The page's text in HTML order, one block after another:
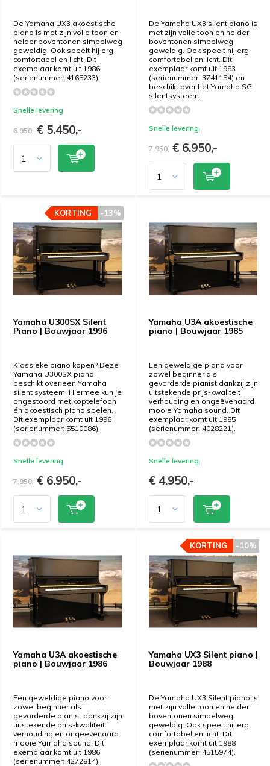
De Yamaha UX3 akoestische
piano is met zijn volle toon en
helder boventonen simpelweg
geweldig. Ook speelt hij erg
comfortabel en licht. Dit
exemplaar komt uit 1986
(serienummer: 4165233).
Snelle levering
6.950,-€ 5.450,-
De Yamaha UX3 silent piano is
met zijn volle toon en helder
boventonen simpelweg
geweldig. Ook speelt hij erg
comfortabel en licht. Dit
exemplaar komt uit 1983
(serienummer: 3741154) en
beschikt over het Yamaha SG
silentsysteem.
Snelle levering
7.950,-€ 6.950,-
Yamaha U300SX Silent
Piano | Bouwjaar 1996
Klassieke piano kopen? Deze
Yamaha U300SX piano
beschikt over een Yamaha
silent systeem. Hiermee kun je
ongestoord met koptelefoon
én akoestisch piano spelen.
Dit exemplaar komt uit 1996
(serienummer: 5510086).
Snelle levering
-13%
KORTING
7.950,-€ 6.950,-
-13%
KORTING
Yamaha U3A akoestische
piano | Bouwjaar 1985
Een geweldige piano voor
zowel beginner als
gevorderde pianist dankzij zijn
uitstekende prijs-kwaliteit
verhouding en ongeëvenaard
mooie Yamaha sound. Dit
exemplaar komt uit 1985
(serienummer: 4028221).
Snelle levering
€ 4.950,-
Yamaha U3A akoestische
piano | Bouwjaar 1986
Een geweldige piano voor
zowel beginner als
gevorderde pianist dankzij zijn
uitstekende prijs-kwaliteit
verhouding en ongeëvenaard
mooie Yamaha sound. Dit
exemplaar komt uit 1986
(serienummer: 4272814).
Yamaha UX3 Silent piano |
Bouwjaar 1988
De Yamaha UX3 Silent piano is
met zijn volle toon en helder
boventonen simpelweg
geweldig. Ook speelt hij erg
comfortabel en licht. Dit
exemplaar komt uit 1988
(serienummer: 4515974).
-10%
KORTING -10%
KORTING